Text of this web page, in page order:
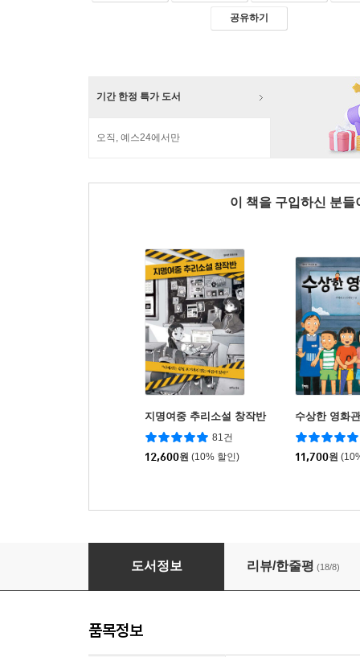
공유하기
기간 한정 특가 도서
오직, 예스24에서만
이 책을 구입하신 분
지명여중 추리소설 창작반
81건
12,600원 (10% 할인)
수상한 영화관
11,700원
최애를 구하라
도서정보 리뷰/한줄평 (18/8)
품목정보